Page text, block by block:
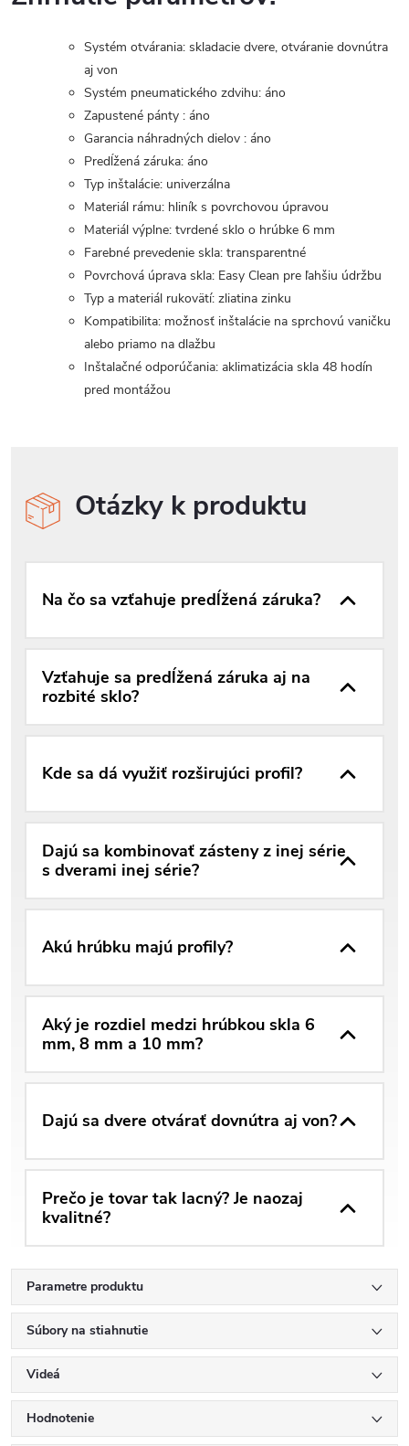
Systém otvárania: skladacie dvere, otváranie dovnútra
aj von
Systém pneumatického zdvihu: áno
Zapustené pánty : áno
Garancia náhradných dielov : áno
Predĺžená záruka: áno
Typ inštalácie: univerzálna
Materiál rámu: hliník s povrchovou úpravou
Materiál výplne: tvrdené sklo o hrúbke 6 mm
Farebné prevedenie skla: transparentné
Povrchová úprava skla: Easy Clean pre ľahšiu údržbu
Typ a materiál rukovätí: zliatina zinku
Kompatibilita: možnosť inštalácie na sprchovú vaničku
alebo priamo na dlažbu
Inštalačné odporúčania: aklimatizácia skla 48 hodín
pred montážou
Otázky k produktu
Na čo sa vzťahuje predĺžená záruka?
Vzťahuje sa predĺžená záruka aj na
rozbité sklo?
Kde sa dá využiť rozširujúci profil?
Dajú sa kombinovať zásteny z inej série
s dverami inej série?
Akú hrúbku majú profily?
Aký je rozdiel medzi hrúbkou skla 6
mm, 8 mm a 10 mm?
Dajú sa dvere otvárať dovnútra aj von?
Prečo je tovar tak lacný? Je naozaj
kvalitné?
Parametre produktu
Súbory na stiahnutie
Videá
Hodnotenie